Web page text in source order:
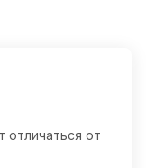
отличаться от